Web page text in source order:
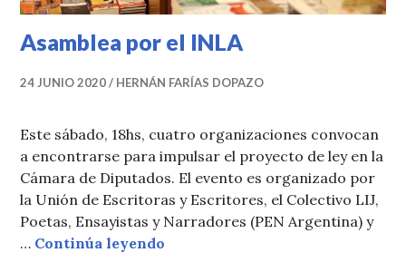
Asamblea por el INLA
24 JUNIO 2020 HERNÁN FARÍAS DOPAZO
Este sábado, 18hs, cuatro organizaciones convocan
a encontrarse para impulsar el proyecto de ley en la
Cámara de Diputados. El evento es organizado por
la Unión de Escritoras y Escritores, el Colectivo LIJ,
Poetas, Ensayistas y Narradores (PEN Argentina) y
… Continúa leyendo